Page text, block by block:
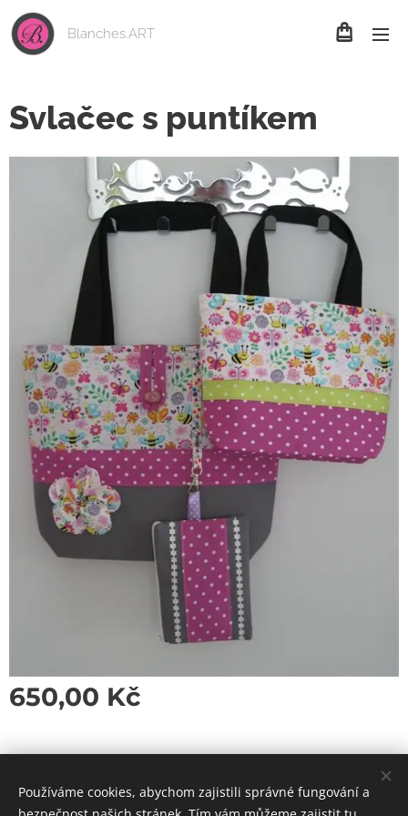
Blanches.ART
Svlačec s puntíkem
650,00 Kč
Používáme cookies, abychom zajistili správné fungování a